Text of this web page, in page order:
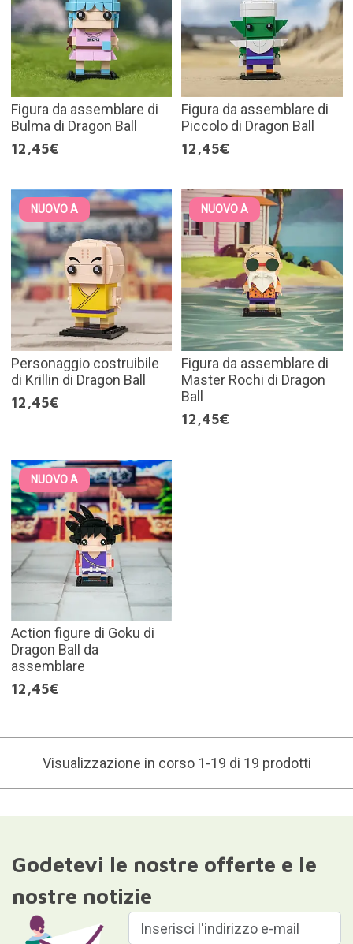
Figura da assemblare di
Bulma di Dragon Ball
12,45€
Figura da assemblare di
Piccolo di Dragon Ball
12,45€
NUOVO A
Personaggio costruibile
di Krillin di Dragon Ball
12,45€
NUOVO A
Figura da assemblare di
Master Rochi di Dragon
Ball
12,45€
NUOVO A
Action figure di Goku di
Dragon Ball da
assemblare
12,45€
Visualizzazione in corso 1-19 di 19 prodotti
Godetevi le nostre offerte e le
nostre notizie